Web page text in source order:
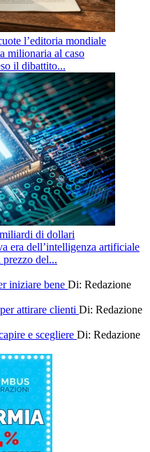
l’editoria mondiale
milionaria al caso
il dibattito...
di dollari
era dell’intelligenza artificiale
del...
iniziare bene Di: Redazione
attirare clienti Di: Redazione
e scegliere Di: Redazione